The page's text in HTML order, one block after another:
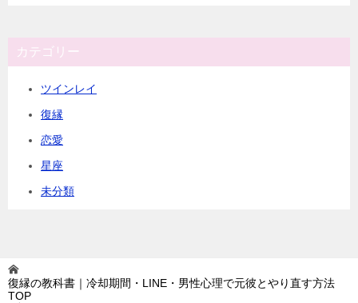
カテゴリー
ツインレイ
復縁
恋愛
星座
未分類
復縁の教科書｜冷却期間・LINE・男性心理で元彼とやり直す方法
TOP